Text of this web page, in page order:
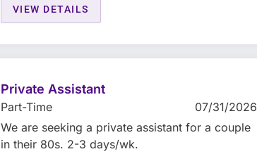
VIEW DETAILS
Private Assistant
Part-Time
07/31/2026
We are seeking a private assistant for a couple
in their 80s. 2-3 days/wk.